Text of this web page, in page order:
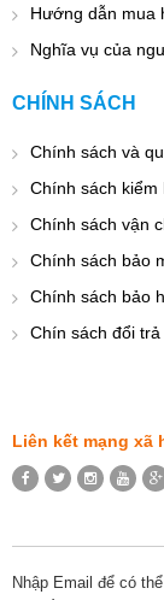
Hướng dẫn mua
Nghĩa vụ của
CHÍNH SÁCH
Chính sách và
Chính sách kiểm
Chính sách vận
Chính sách bảo
Chính sách bảo
Chín sách đổi trả
Liên kết mạng xã
Nhập Email để có